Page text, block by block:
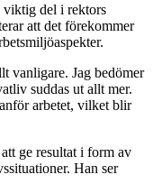
viktig del i rektors
att det förekommer
vanligare. Jag bedömer
suddas ut allt mer.
arbetet, vilket blir
ge resultat i form av
Han ser